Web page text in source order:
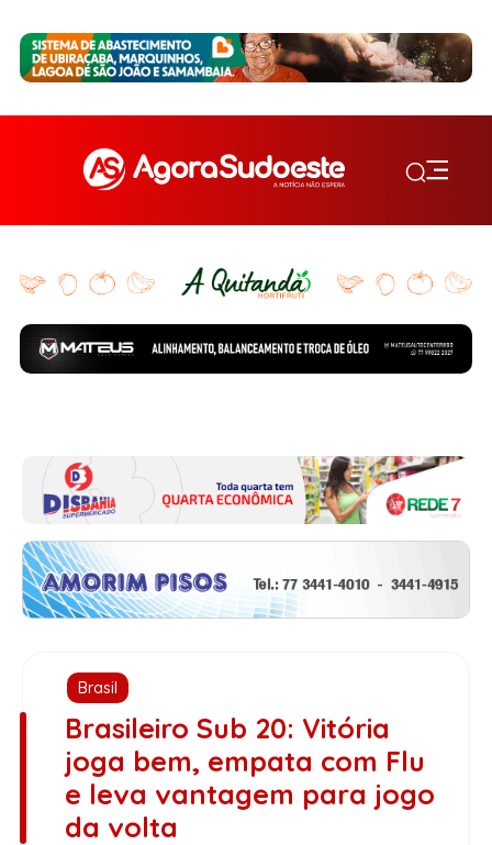
Brasil
Brasileiro Sub 20: Vitória
joga bem, empata com Flu
e leva vantagem para jogo
da volta